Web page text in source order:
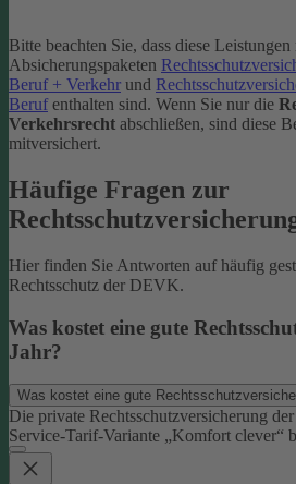
Bitte beachten Sie, dass diese
Absicherungspaketen
Beruf + Verkehr und
Beruf enthalten sind. Wenn Sie nur die
Verkehrsrecht abschließen, sind diese
mitversichert.
Häufige Fragen zur
Hier finden Sie Antworten auf häufig
Rechtsschutz der DEVK.
Was kostet eine gute
Jahr?
Was kostet eine gute
Die private Rechtsschutzversicherung
Service-Tarif-Variante „Komfort clever“